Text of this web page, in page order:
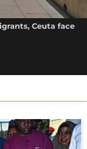
Ceuta face